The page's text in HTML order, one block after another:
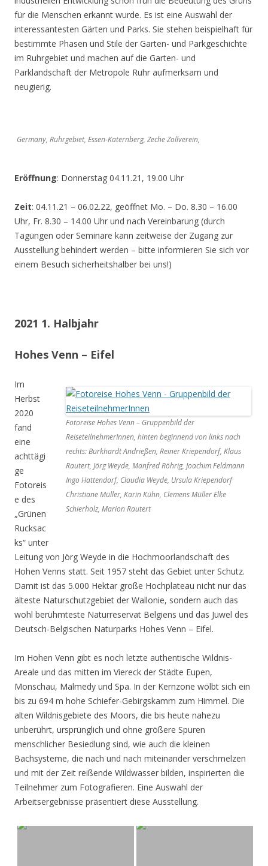
für die Menschen erkannt wurde. Es ist eine Auswahl der
interessantesten Gärten und Parks. Sie stehen beispielhaft für
bestimmte Phasen und Stile der Garten- und Parkgeschichte
im Ruhrgebiet und machen auf die Garten- und
Parklandschaft der Metropole Ruhr aufmerksam und
neugierig.
Germany, Ruhrgebiet, Essen-Katernberg, Zeche Zollverein,
Eröffnung: Donnerstag 04.11.21, 19.00 Uhr
Zeit: 04.11.21 – 06.02.22, geöffnet Mo. – Do. 8.30 – 16.00
Uhr, Fr. 8.30 – 14.00 Uhr und nach Vereinbarung (durch
Tagungen oder Seminare kann zeitweise der Zugang zur
Ausstellung behindert werden – bitte informieren Sie sich vor
einem Besuch sicherheitshalber bei uns!)
2021 1. Halbjahr
Hohes Venn – Eifel
Fotoreise Hohes Venn – Gruppenbild der
ReiseteilnehmerInnen, hinten beginnend von links nach
rechts: Burkhardt Andrießen, Reiner Kriependorf, Klaus
Rautert, Jörg Weyde, Manfred Röhrig, Joachim Feldmann
Ingo Hattendorf, Claudia Weyde, Ursula Kriependorf
Christiane Müller, Karin Kühn, Clemens Müller Elke
Schierholz, Marion Rautert
Im
Herbst
2020
fand
eine
achttägi
ge
Fotoreis
e des
„Grünen
Rucksac
ks“ unter
Leitung von Jörg Weyde in die Hochmoorlandschaft des
Hohen Venns statt. Seit 1957 steht das Gebiet unter Schutz.
Damit ist das 5.000 Hektar große Hochplateau nicht nur das
älteste Naturschutzgebiet der Wallonie, sondern auch das
wohl berühmteste Naturreservat Belgiens und das Juwel des
Deutsch-Belgischen Naturparks Hohes Venn – Eifel.
Im Hohen Venn gibt es noch letzte authentische Wildnis-
Areale und das mitten im Viereck der Städte Eupen,
Monschau, Malmedy und Spa. In der Kernzone wölbt sich ein
bis zu 694 m hohe Schiefer-Gebirgskamm zum Himmel. Die
alten Wildnisgebiete des Moors, die bis heute nahezu
unberührt, ursprünglich und ohne größere Spuren
menschlicher Besiedlung sind, wie auch die kleinen
Bachsysteme, die nach und nach miteinander verschmelzen
und mit der Zeit reißende Wildwasser bilden, inspirierten die
Teilnehmer zum Fotografieren. Eine Auswahl der
Arbeitsergebnisse präsentiert diese Ausstellung.